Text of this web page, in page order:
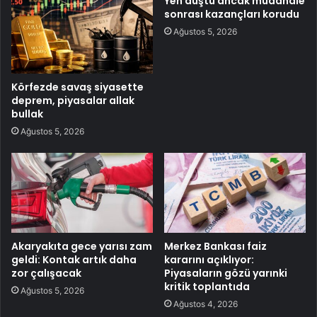
Körfezde savaş siyasette
deprem, piyasalar allak
bullak
Ağustos 5, 2026
sonrası kazançları korudu
Ağustos 5, 2026
Akaryakıta gece yarısı zam
geldi: Kontak artık daha
zor çalışacak
Ağustos 5, 2026
Merkez Bankası faiz
kararını açıklıyor:
Piyasaların gözü yarınki
kritik toplantıda
Ağustos 4, 2026